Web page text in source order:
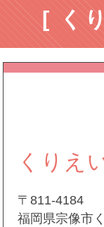
[ く
くりえ
〒811-4184
福岡県宗像市